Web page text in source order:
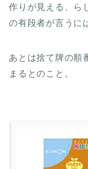
作りが見える
、
の有段者が言うに
あとは捨て牌の順
まるとのこと。